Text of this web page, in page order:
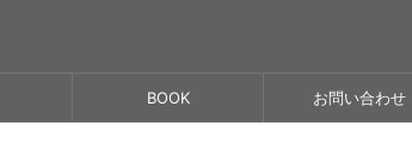
BOOK お問い合わせ